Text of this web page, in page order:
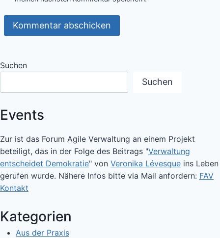
Suchen
Suchen
Events
Zur ist das Forum Agile Verwaltung an einem Projekt
beteiligt, das in der Folge des Beitrags "Verwaltung
entscheidet Demokratie" von Veronika Lévesque ins Leben
gerufen wurde. Nähere Infos bitte via Mail anfordern: FAV
Kontakt
Kategorien
Aus der Praxis